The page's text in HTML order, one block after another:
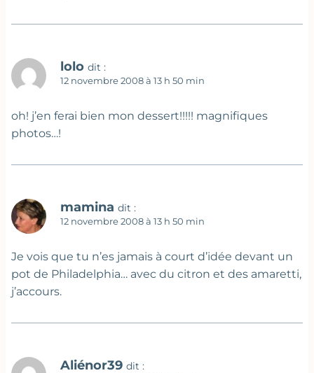
lolo dit :
12 novembre 2008 à 13 h 50 min
oh! j’en ferai bien mon dessert!!!!! magnifiques
photos…!
mamina dit :
12 novembre 2008 à 13 h 50 min
Je vois que tu n’es jamais à court d’idée devant un
pot de Philadelphia… avec du citron et des amaretti,
j’accours.
Aliénor39 dit :